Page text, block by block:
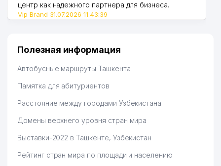
центр как надежного партнера для бизнеса.
Vip Brand 31.07.2026 11:43:39
Полезная информация
Автобусные маршруты Ташкента
Памятка для абитуриентов
Расстояние между городами Узбекистана
Домены верхнего уровня стран мира
Выставки-2022 в Ташкенте, Узбекистан
Рейтинг стран мира по площади и населению